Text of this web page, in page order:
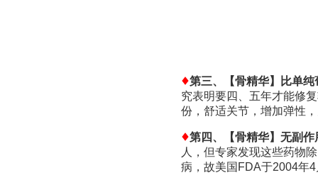
第三、【骨精华】比单
究表明要四、五年才能修
份，舒适关节，增加弹性
第四、【骨精华】无副作
人，但专家发现这些药物
病，故美国FDA于2004年